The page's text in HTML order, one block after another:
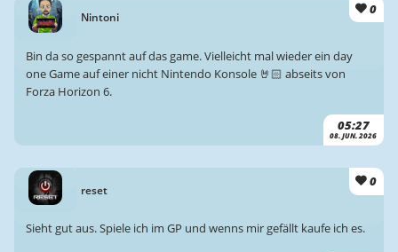
Nintoni
0
05:27
08. JUN. 2026
Bin da so gespannt auf das game. Vielleicht mal wieder ein day
one Game auf einer nicht Nintendo Konsole 🤘🏻 abseits von
Forza Horizon 6.
reset
0
Sieht gut aus. Spiele ich im GP und wenns mir gefällt kaufe ich es.